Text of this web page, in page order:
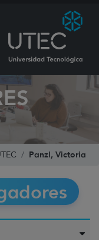
Panzl, Victoria